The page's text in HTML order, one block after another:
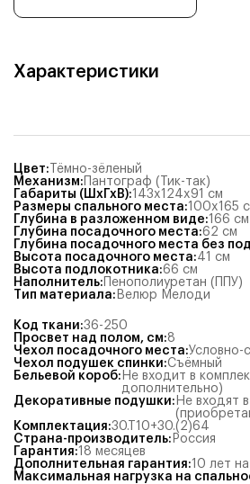
Характеристики
Цвет: Тёмно-зёленый
Механизм: Пантограф (Тик-так)
Габариты (ШхГхВ):143x124x91
см
Размеры спального места:100x165
Глубина в разложенном виде:166 см
Глубина посадочного места:62 см
Глубина посадочного места без
Высота посадочного места:41
см
Высота подлокотника:66 см
Наполнитель: Пенополиуретан (ППУ)
Тип материала: Велюр Мелоди
Код ткани:36-250
Просвет над полом, см:8
Чехол посадочного места:Условно-
Чехол подушек спинки:Съёмный
Бельевой короб: Не входит в
дополнительно)
Декоративные подушки: Не входят
Комплектация:30.Т10+30.(2)64
Страна-производитель: Россия
Гарантия:18 месяцев
Дополнительная гарантия:10 лет
Максимальная нагрузка на